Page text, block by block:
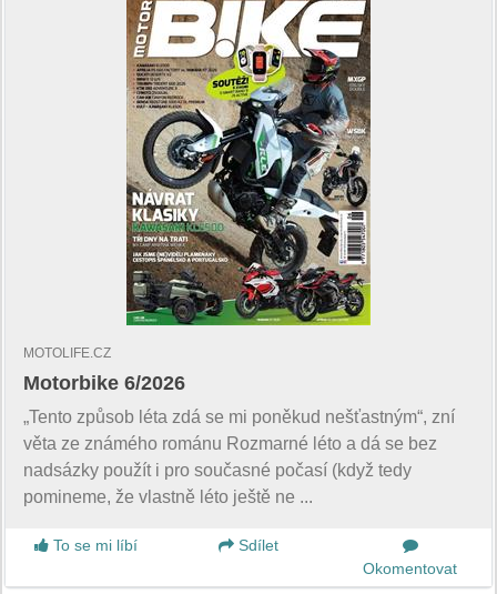
MOTOLIFE.CZ
Motorbike 6/2026
„Tento způsob léta zdá se mi poněkud nešťastným“, zní
věta ze známého románu Rozmarné léto a dá se bez
nadsázky použít i pro současné počasí (když tedy
pomineme, že vlastně léto ještě ne ...
To se mi líbí
Sdílet
Okomentovat